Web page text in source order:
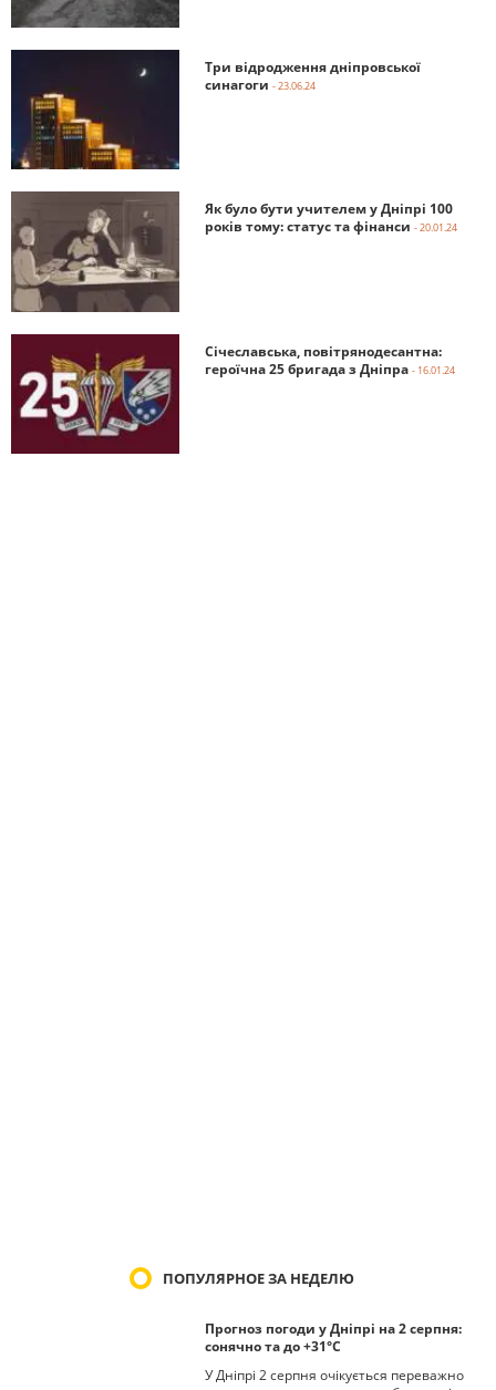
Три відродження дніпровської
синагоги - 23.06.24
Як було бути учителем у Дніпрі 100
років тому: статус та фінанси - 20.01.24
Січеславська, повітрянодесантна:
героїчна 25 бригада з Дніпра - 16.01.24
ПОПУЛЯРНОЕ ЗА НЕДЕЛЮ
Прогноз погоди у Дніпрі на 2 серпня:
сонячно та до +31°С
У Дніпрі 2 серпня очікується переважно